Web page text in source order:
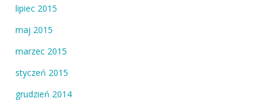
lipiec 2015
maj 2015
marzec 2015
styczeń 2015
grudzień 2014